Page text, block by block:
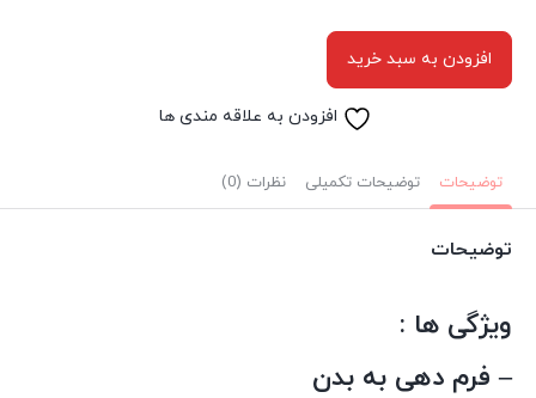
افزودن به سبد خرید
افزودن به علاقه مندی ها
توضیحات توضیحات تکمیلی نظرات (0)
توضیحات
ویژگی ها :
– فرم دهی به بدن